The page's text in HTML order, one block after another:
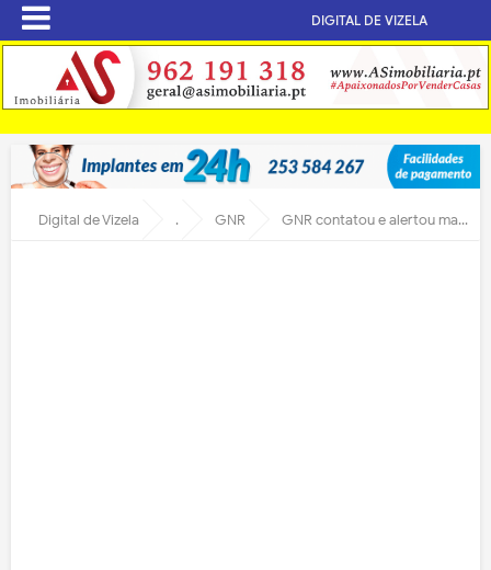
DIGITAL DE VIZELA
Digital de Vizela . GNR GNR contatou e alertou mais de 42 mil idosos contra burlas